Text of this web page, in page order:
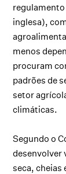
regulamento
inglesa),
menos
procuram
padrões de
setor
climáticas.
Segundo o
desenvolver
seca,